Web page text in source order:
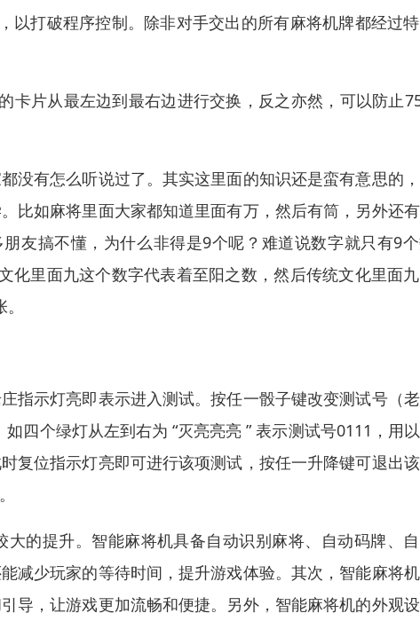
以打破程序控制。除非对手交出的所有麻将机牌都经过
卡片从最左边到最右边进行交换，反之亦然，可以防止
没有怎么听说过了。其实这里面的知识还是蛮有意思的
比如麻将里面大家都知道里面有万，然后有筒，另外还
友搞不懂，为什么非得是9个呢？难道说数字就只有9
化里面九这个数字代表着至阳之数，然后传统文化里面
指示灯亮即表示进入测试。按任一骰子键改变测试号（
四个绿灯从左到右为 “灭亮亮亮 ” 表示测试号0111，用
复位指示灯亮即可进行该项测试，按任一升降键可退出
的提升。智能麻将机具备自动识别麻将、自动码牌、
减少玩家的等待时间，提升游戏体验。其次，智能麻将
导，让游戏更加流畅和便捷。另外，智能麻将机的外观